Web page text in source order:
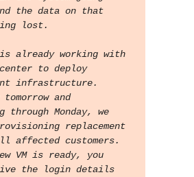
the data on that
lost.
is already working with
to deploy
infrastructure.
and
through Monday, we
replacement
affected customers.
VM is ready, you
the login details